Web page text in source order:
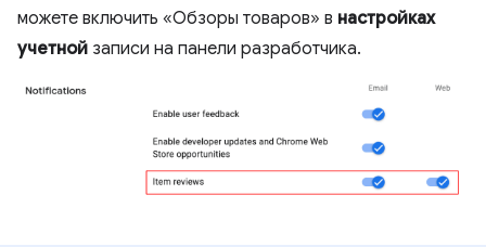
можете включить «Обзоры товаров» в настройках
учетной записи на панели разработчика.